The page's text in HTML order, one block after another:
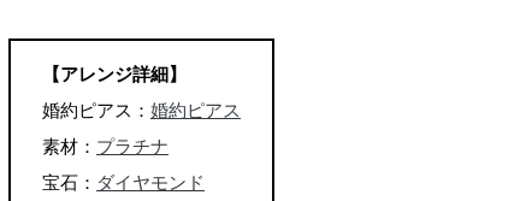
【アレンジ詳細】
婚約ピアス： 婚約ピアス
素材： プラチナ
宝石： ダイヤモンド